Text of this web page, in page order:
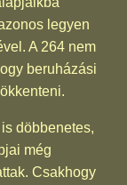
legyen
A 264 nem
beruházási
döbbenetes,
még
Csakhogy